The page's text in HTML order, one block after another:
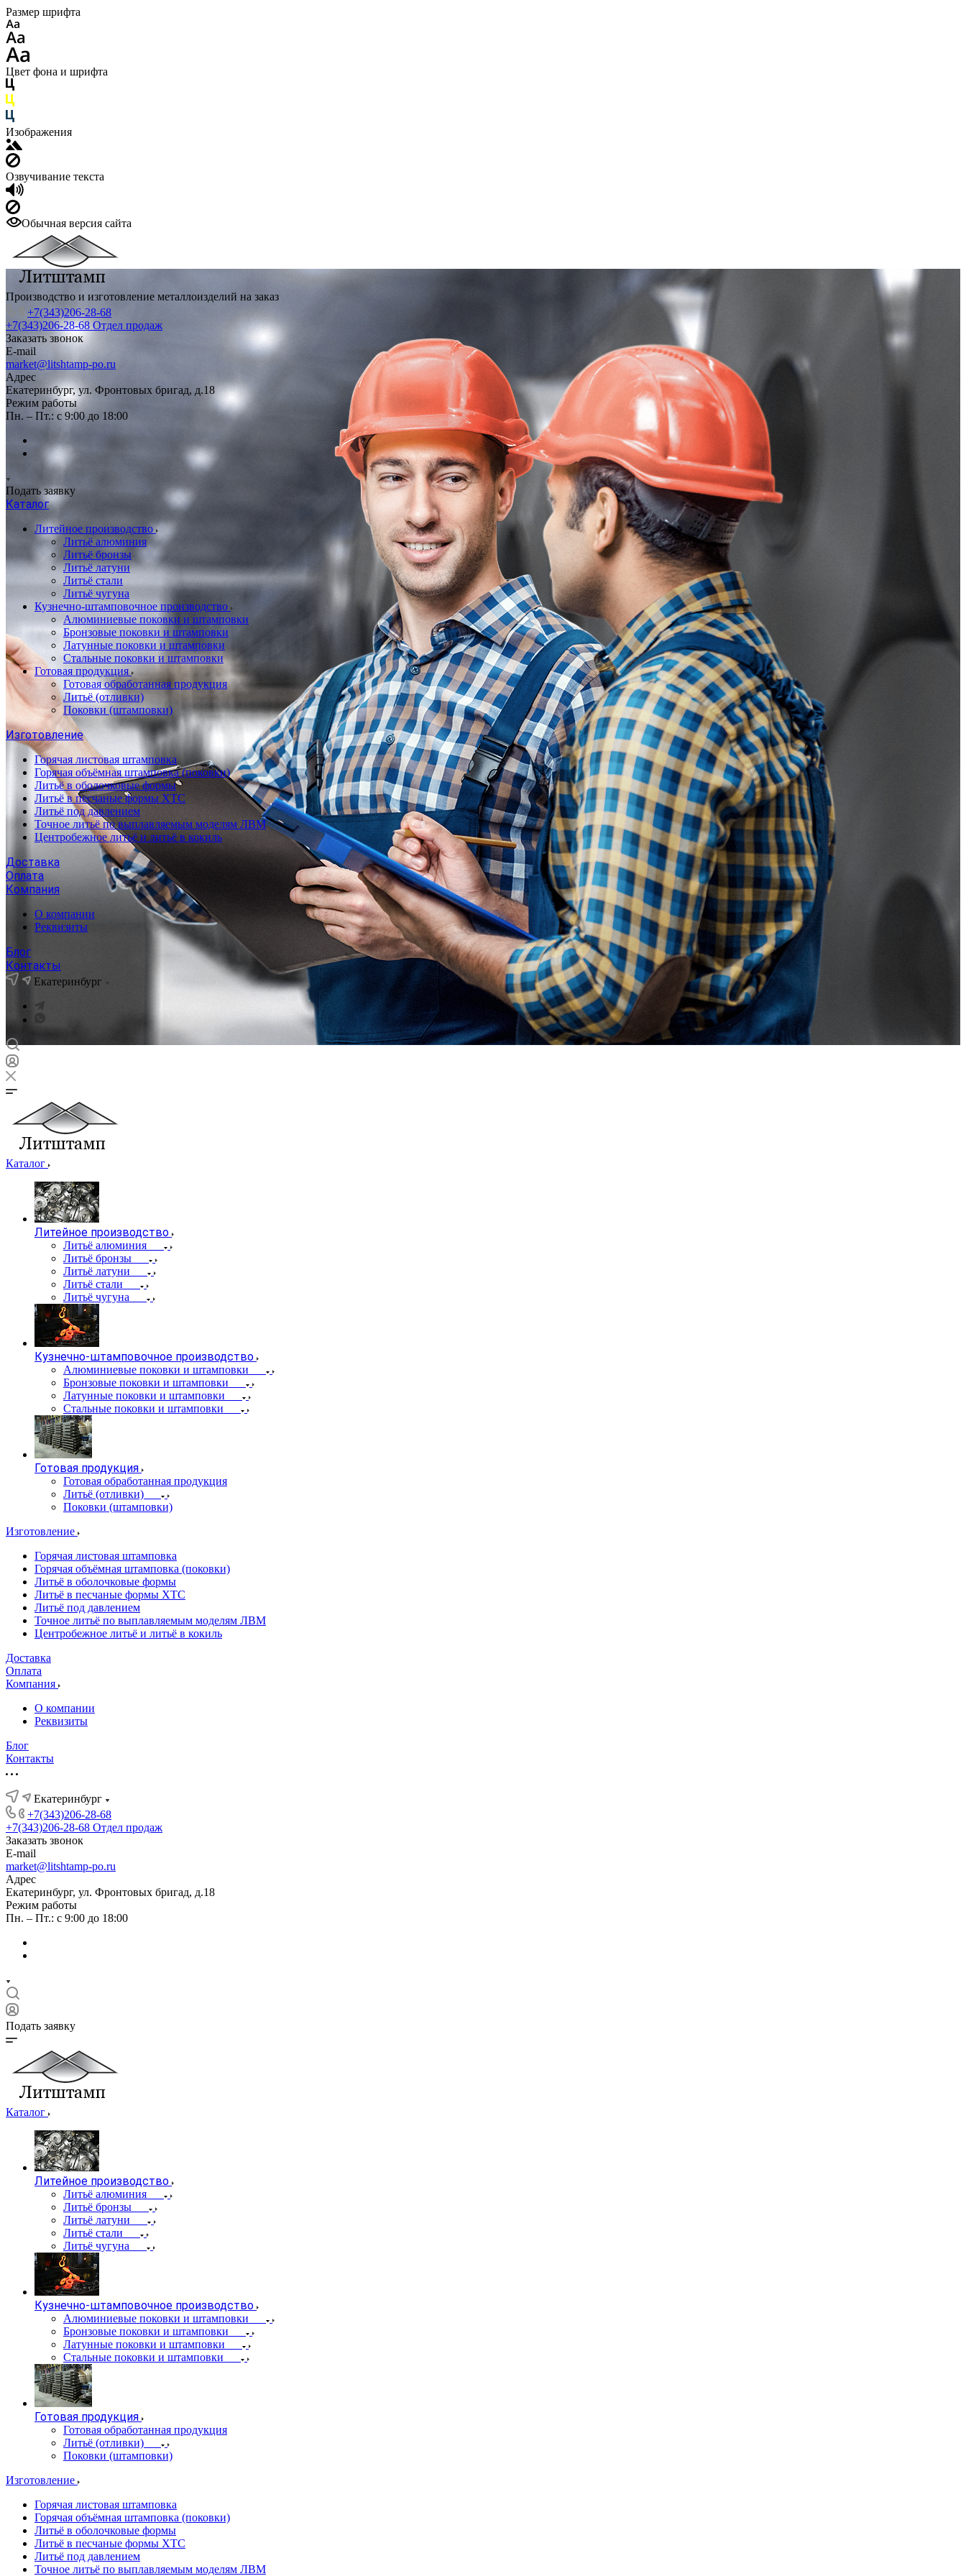
Размер шрифта
Цвет фона и шрифта
Изображения
Озвучивание текста
Обычная версия сайта
Производство и изготовление металлоизделий на заказ
+7(343)206-28-68
+7(343)206-28-68 Отдел продаж
Заказать звонок
E-mail
market@litshtamp-po.ru
Адрес
Екатеринбург, ул. Фронтовых бригад, д.18
Режим работы
Пн. – Пт.: с 9:00 до 18:00
Подать заявку
Каталог
Литейное производство
Литьё алюминия
Литьё бронзы
Литьё латуни
Литьё стали
Литьё чугуна
Кузнечно-штамповочное производство
Алюминиевые поковки и штамповки
Бронзовые поковки и штамповки
Латунные поковки и штамповки
Стальные поковки и штамповки
Готовая продукция
Готовая обработанная продукция
Литьё (отливки)
Поковки (штамповки)
Изготовление
Горячая листовая штамповка
Горячая объёмная штамповка (поковки)
Литьё в оболочковые формы
Литьё в песчаные формы ХТС
Литьё под давлением
Точное литьё по выплавляемым моделям ЛВМ
Центробежное литьё и литьё в кокиль
Доставка
Оплата
Компания
О компании
Реквизиты
Блог
Контакты
Екатеринбург
Каталог
Литейное производство
Литьё алюминия
Литьё бронзы
Литьё латуни
Литьё стали
Литьё чугуна
Кузнечно-штамповочное производство
Алюминиевые поковки и штамповки
Бронзовые поковки и штамповки
Латунные поковки и штамповки
Стальные поковки и штамповки
Готовая продукция
Готовая обработанная продукция
Литьё (отливки)
Поковки (штамповки)
Изготовление
Горячая листовая штамповка
Горячая объёмная штамповка (поковки)
Литьё в оболочковые формы
Литьё в песчаные формы ХТС
Литьё под давлением
Точное литьё по выплавляемым моделям ЛВМ
Центробежное литьё и литьё в кокиль
Доставка
Оплата
Компания
О компании
Реквизиты
Блог
Контакты
Екатеринбург
+7(343)206-28-68
+7(343)206-28-68 Отдел продаж
Заказать звонок
E-mail
market@litshtamp-po.ru
Адрес
Екатеринбург, ул. Фронтовых бригад, д.18
Режим работы
Пн. – Пт.: с 9:00 до 18:00
Подать заявку
Каталог
Литейное производство
Литьё алюминия
Литьё бронзы
Литьё латуни
Литьё стали
Литьё чугуна
Кузнечно-штамповочное производство
Алюминиевые поковки и штамповки
Бронзовые поковки и штамповки
Латунные поковки и штамповки
Стальные поковки и штамповки
Готовая продукция
Готовая обработанная продукция
Литьё (отливки)
Поковки (штамповки)
Изготовление
Горячая листовая штамповка
Горячая объёмная штамповка (поковки)
Литьё в оболочковые формы
Литьё в песчаные формы ХТС
Литьё под давлением
Точное литьё по выплавляемым моделям ЛВМ